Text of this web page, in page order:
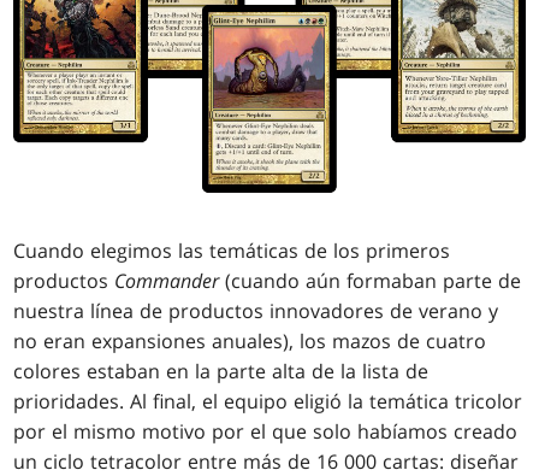
Cuando elegimos las temáticas de los primeros
productos Commander(cuando aún formaban parte de
nuestra línea de productos innovadores de verano y
no eran expansiones anuales), los mazos de cuatro
colores estaban en la parte alta de la lista de
prioridades. Al final, el equipo eligió la temática tricolor
por el mismo motivo por el que solo habíamos creado
un ciclo tetracolor entre más de 16 000 cartas: diseñar